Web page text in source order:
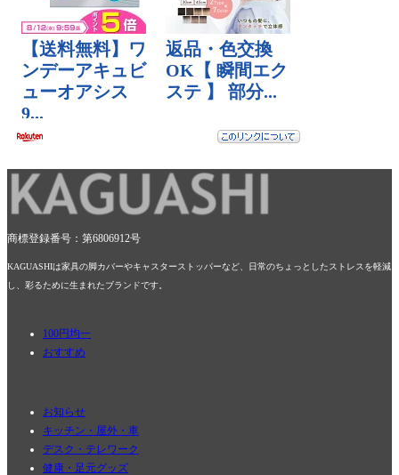
商標登録番号：第6806912号
KAGUASHIは家具の脚カバーやキャスターストッパーなど、日常のちょっとしたストレスを軽減
し、彩るために生まれたブランドです。
100円均一
おすすめ
お知らせ
キッチン・屋外・車
デスク・テレワーク
健康・足元グッズ